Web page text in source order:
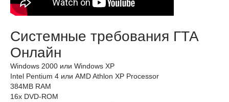
Системные требования ГТА
Онлайн
Windows 2000 или Windows XP
Intel Pentium 4 или AMD Athlon XP Processor
384MB RAM
16х DVD-ROM